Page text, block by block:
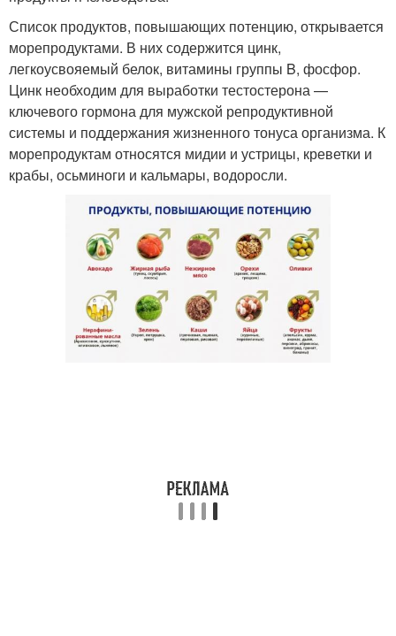
Список продуктов, повышающих потенцию, открывается
морепродуктами. В них содержится цинк,
легкоусвояемый белок, витамины группы B, фосфор.
Цинк необходим для выработки тестостерона —
ключевого гормона для мужской репродуктивной
системы и поддержания жизненного тонуса организма. К
морепродуктам относятся мидии и устрицы, креветки и
крабы, осьминоги и кальмары, водоросли.